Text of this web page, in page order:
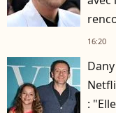
16:20
: